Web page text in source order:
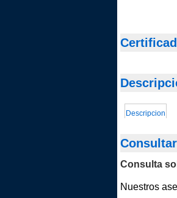
Descripcion
Consultar
Consulta
Nuestros